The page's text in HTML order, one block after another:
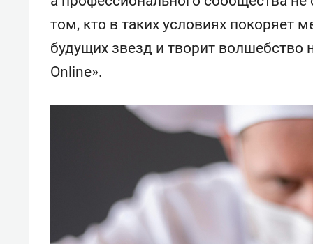
том, кто в таких условиях покоряет
будущих звезд и творит волшебство
Online».